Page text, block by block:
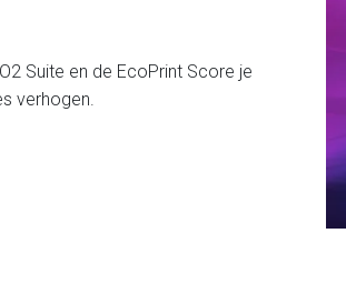
Suite en de EcoPrint Score je
verhogen.